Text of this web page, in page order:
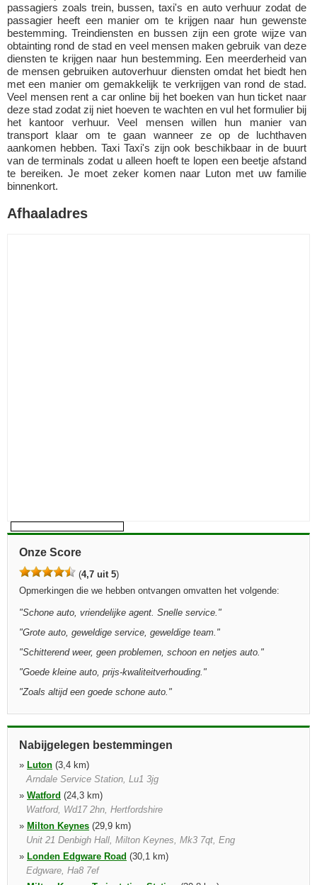
passagiers zoals trein, bussen, taxi's en auto verhuur zodat de
passagier heeft een manier om te krijgen naar hun gewenste
bestemming. Treindiensten en bussen zijn een grote wijze van
obtainting rond de stad en veel mensen maken gebruik van deze
diensten te krijgen naar hun bestemming. Een meerderheid van
de mensen gebruiken autoverhuur diensten omdat het biedt hen
met een manier om gemakkelijk te verkrijgen van rond de stad.
Veel mensen rent a car online bij het boeken van hun ticket naar
deze stad zodat zij niet hoeven te wachten en vul het formulier bij
het kantoor verhuur. Veel mensen willen hun manier van
transport klaar om te gaan wanneer ze op de luchthaven
aankomen hebben. Taxi Taxi's zijn ook beschikbaar in de buurt
van de terminals zodat u alleen hoeft te lopen een beetje afstand
te bereiken. Je moet zeker komen naar Luton met uw familie
binnenkort.
Afhaaladres
Onze Score
(4,7 uit 5)
Opmerkingen die we hebben ontvangen omvatten het volgende:
"Schone auto, vriendelijke agent. Snelle service. "
"Grote auto, geweldige service, geweldige team. "
"Schitterend weer, geen problemen, schoon en netjes auto. "
"Goede kleine auto, prijs-kwaliteitverhouding. "
"Zoals altijd een goede schone auto. "
Nabijgelegen bestemmingen
» Luton (3,4 km)
Arndale Service Station, Lu1 3jg
» Watford (24,3 km)
Watford, Wd17 2hn, Hertfordshire
» Milton Keynes (29,9 km)
Unit 21 Denbigh Hall, Milton Keynes, Mk3 7qt, Eng
» Londen Edgware Road (30,1 km)
Edgware, Ha8 7ef